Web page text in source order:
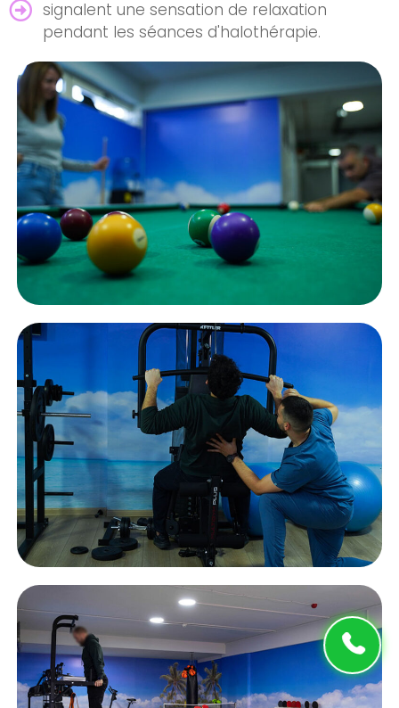
signalent une sensation de relaxation
pendant les séances d'halothérapie.